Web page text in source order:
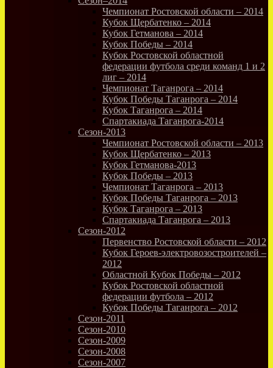
Чемпионат Ростовской области – 2014
Кубок Щербатенко – 2014
Кубок Гетманова – 2014
Кубок Победы – 2014
Кубок Ростовской областной
федерации футбола среди команд 1 и 2
лиг – 2014
Чемпионат Таганрога – 2014
Кубок Победы Таганрога – 2014
Кубок Таганрога – 2014
Спартакиада Таганрога-2014
Сезон-2013
Чемпионат Ростовской области – 2013
Кубок Щербатенко – 2013
Кубок Гетманова-2013
Кубок Победы – 2013
Чемпионат Таганрога – 2013
Кубок Победы Таганрога – 2013
Кубок Таганрога – 2013
Спартакиада Таганрога – 2013
Сезон-2012
Первенство Ростовской области – 2012
Кубок Героев-электровозостроителей –
2012
Областной Кубок Победы – 2012
Кубок Ростовской областной
федерации футбола – 2012
Кубок Победы Таганрога – 2012
Сезон-2011
Сезон-2010
Сезон-2009
Сезон-2008
Сезон-2007